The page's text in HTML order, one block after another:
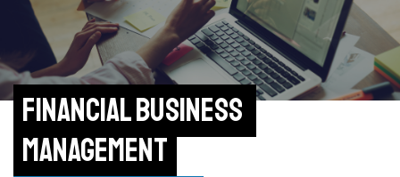
Financial Business
Management